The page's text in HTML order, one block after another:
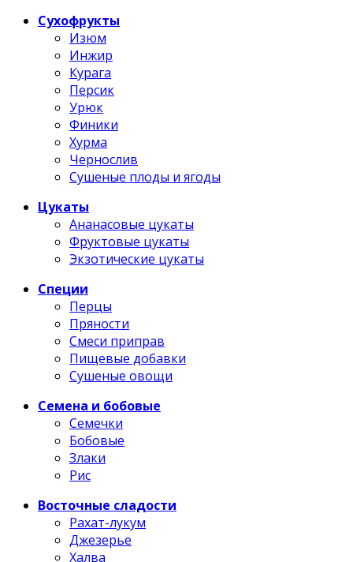
Сухофрукты
Изюм
Инжир
Курага
Персик
Урюк
Финики
Хурма
Чернослив
Сушеные плоды и ягоды
Цукаты
Ананасовые цукаты
Фруктовые цукаты
Экзотические цукаты
Специи
Перцы
Пряности
Смеси приправ
Пищевые добавки
Сушеные овощи
Семена и бобовые
Семечки
Бобовые
Злаки
Рис
Восточные сладости
Рахат-лукум
Джезерье
Халва